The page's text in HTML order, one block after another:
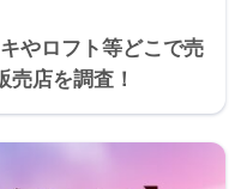
やロフト等どこで売
売店を調査！